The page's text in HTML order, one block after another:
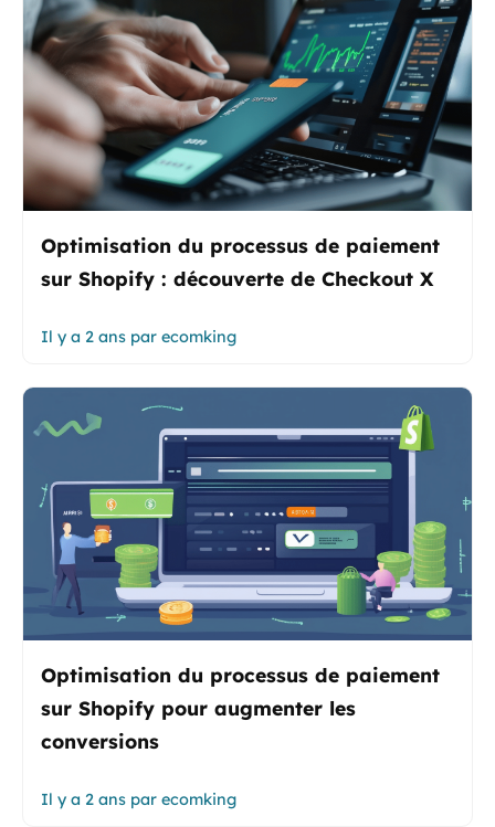
Optimisation du processus de paiement
sur Shopify : découverte de Checkout X
Il y a 2 ans par ecomking
Optimisation du processus de paiement
sur Shopify pour augmenter les
conversions
Il y a 2 ans par ecomking